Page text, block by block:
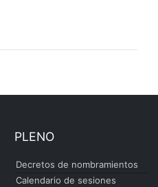
PLENO
Decretos de nombramientos
Calendario de sesiones